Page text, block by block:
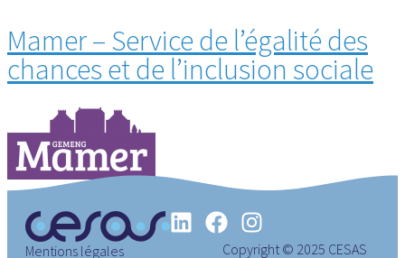
Mamer – Service de l’égalité des
chances et de l’inclusion sociale
Prochain
Copyright © 2025 CESAS
Mentions légales